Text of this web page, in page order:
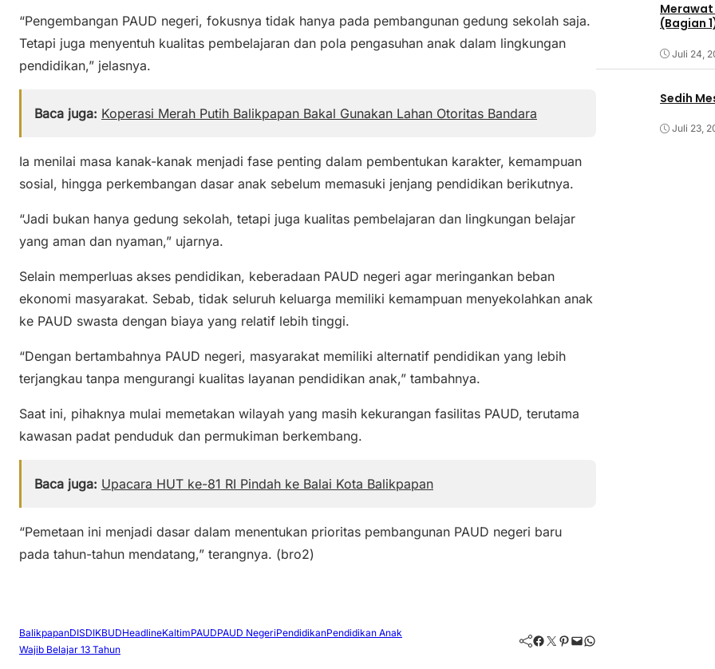
“Pengembangan PAUD negeri, fokusnya tidak hanya pada pembangunan gedung sekolah saja.
Tetapi juga menyentuh kualitas pembelajaran dan pola pengasuhan anak dalam lingkungan
pendidikan,” jelasnya.
Baca juga: Koperasi Merah Putih Balikpapan Bakal Gunakan Lahan Otoritas Bandara
Ia menilai masa kanak-kanak menjadi fase penting dalam pembentukan karakter, kemampuan
sosial, hingga perkembangan dasar anak sebelum memasuki jenjang pendidikan berikutnya.
“Jadi bukan hanya gedung sekolah, tetapi juga kualitas pembelajaran dan lingkungan belajar
yang aman dan nyaman,” ujarnya.
Selain memperluas akses pendidikan, keberadaan PAUD negeri agar meringankan beban
ekonomi masyarakat. Sebab, tidak seluruh keluarga memiliki kemampuan menyekolahkan anak
ke PAUD swasta dengan biaya yang relatif lebih tinggi.
“Dengan bertambahnya PAUD negeri, masyarakat memiliki alternatif pendidikan yang lebih
terjangkau tanpa mengurangi kualitas layanan pendidikan anak,” tambahnya.
Saat ini, pihaknya mulai memetakan wilayah yang masih kekurangan fasilitas PAUD, terutama
kawasan padat penduduk dan permukiman berkembang.
Baca juga: Upacara HUT ke-81 RI Pindah ke Balai Kota Balikpapan
“Pemetaan ini menjadi dasar dalam menentukan prioritas pembangunan PAUD negeri baru
pada tahun-tahun mendatang,” terangnya. (bro2)
BalikpapanDISDIKBUDHeadlineKaltimPAUDPAUD NegeriPendidikanPendidikan Anak
Wajib Belajar 13 Tahun
Facebook Twitter Pinterest Mail WhatsApp
Merawat
(Bagian
Juli 24,
Sedih
Juli 23,